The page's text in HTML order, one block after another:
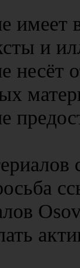
имеет
и
несёт